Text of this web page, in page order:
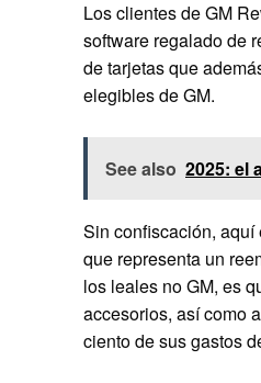
Los clientes de GM
software regalado de
de tarjetas que
elegibles de GM.
See also 2025: el
Sin confiscación, aquí
que representa un
los leales no GM, es
accesorios, así como
ciento de sus gastos